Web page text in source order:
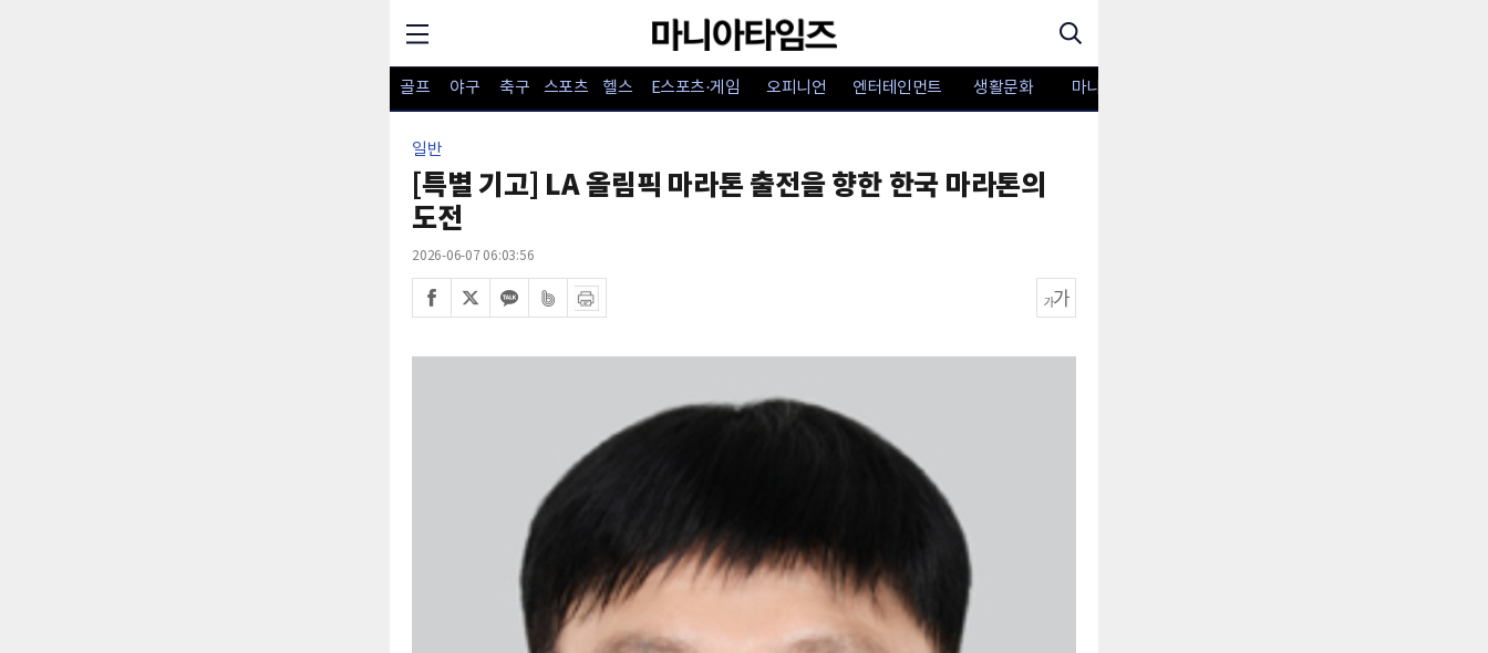
골프 야구 축구 스포츠 헬스 E스포츠·게임 오피니언 엔터테인먼트 생활문화 마니아TV
일반
[특별 기고] LA 올림픽 마라톤 출전을 향한 한국 마라톤의
도전
2026-06-07 06:03:56